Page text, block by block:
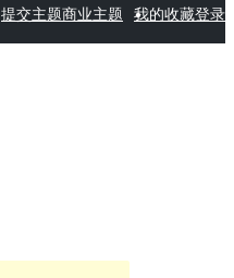
提交主题商业主题 我的收藏登录